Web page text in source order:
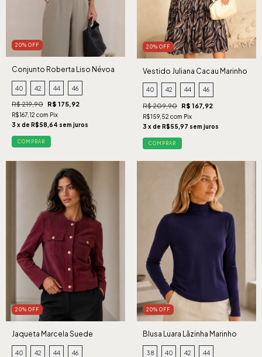
20% OFF
Conjunto Roberta Liso Névoa
40 42 44 46
R$ 219,90 R$ 175,92
R$167,12 com Pix
3 x de R$58,64 sem juros
COMPRAR
20% OFF
Vestido Juliana Cacau Marinho
40 42 44 46
R$ 209,90 R$ 167,92
R$159,52 com Pix
3 x de R$55,97 sem juros
COMPRAR
20% OFF
Jaqueta Marcela Suede
Cabernet
40 42 44 46
20% OFF
Blusa Luara Lãzinha Marinho
38 40 42 44